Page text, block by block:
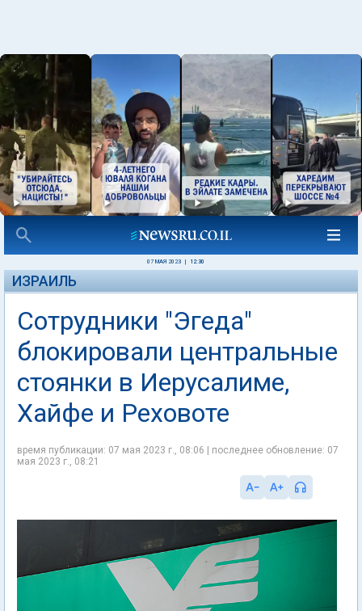
07 МАЯ 2023 12:30
ИЗРАИЛЬ
Сотрудники "Эгеда"
блокировали центральные
стоянки в Иерусалиме,
Хайфе и Реховоте
время публикации: 07 мая 2023 г., 08:06 | последнее обновление: 07
мая 2023 г., 08:21